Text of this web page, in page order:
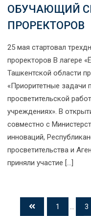
ОБУЧАЮЩИЙ
ПРОРЕКТОРОВ
25 мая стартовал
проректоров В лагере
Ташкентской области
«Приоритетные
просветительской
учреждениях». В
совместно с
инноваций,
просветительства и
приняли участие […]
1 ... 3